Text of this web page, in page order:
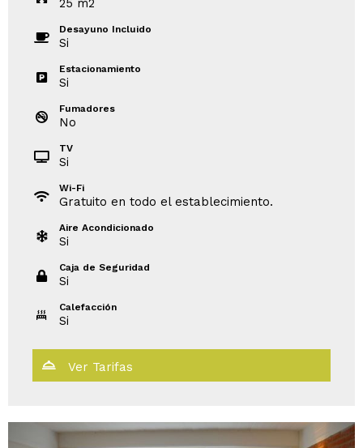
25 m2
Desayuno Incluido
Si
Estacionamiento
Si
Fumadores
No
TV
Si
Wi-Fi
Gratuito en todo el establecimiento.
Aire Acondicionado
Si
Caja de Seguridad
Si
Calefacción
Si
Ver Tarifas